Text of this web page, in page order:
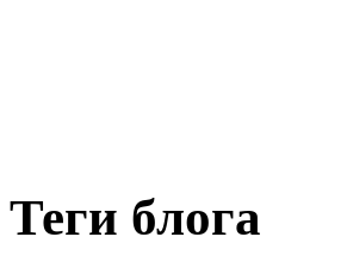
Теги блога